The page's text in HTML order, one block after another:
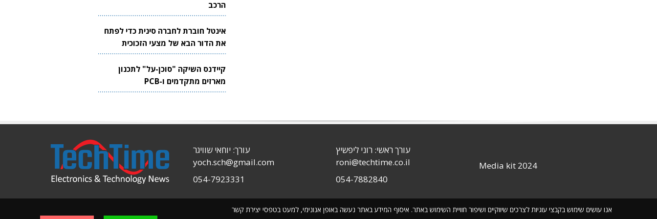
הרכב
אינטל חוברת לחברה סינית כדי לפתח
את הדור הבא של מצעי הזכוכית
לשבבים
קיידנס השיקה "סוכן-על" לתכנון
מארזים מתקדמים ו-PCB
אנו עושים שימוש בקבצי עוגיות לצרכים שיווקיים ושיפור חוויית השימוש באתר. איסוף המידע באתר נעשה באופן אנונימי, למעט בטפסי יצירת קשר
Media kit 2024
עורך ראשי: רוני ליפשיץ
roni@techtime.co.il
054-7882840
עורך: יוחאי שוויגר
yoch.sch@gmail.com
054-7923331